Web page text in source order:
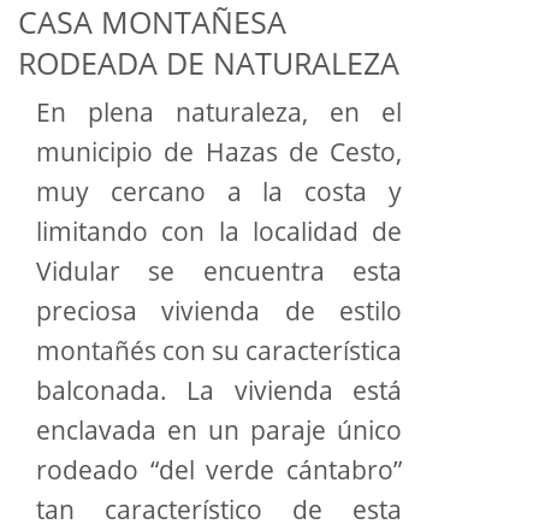
CASA MONTAÑESA
RODEADA DE NATURALEZA
En plena naturaleza, en el
municipio de Hazas de Cesto,
muy cercano a la costa y
limitando con la localidad de
Vidular se encuentra esta
preciosa vivienda de estilo
montañés con su característica
balconada. La vivienda está
enclavada en un paraje único
rodeado “del verde cántabro”
tan característico de esta